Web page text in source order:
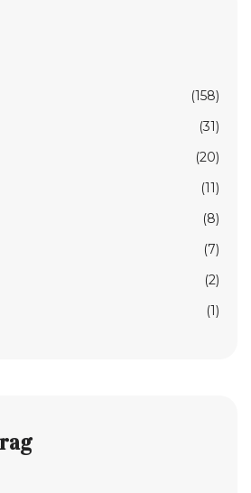
(158)
(31)
(20)
(11)
(8)
(7)
(2)
(1)